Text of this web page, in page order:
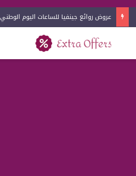
عروض روائع جينفيا للساعات اليوم الوطني 2026
بحث عن